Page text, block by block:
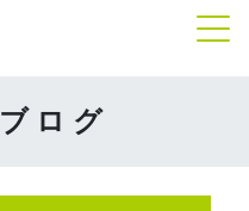
ログ